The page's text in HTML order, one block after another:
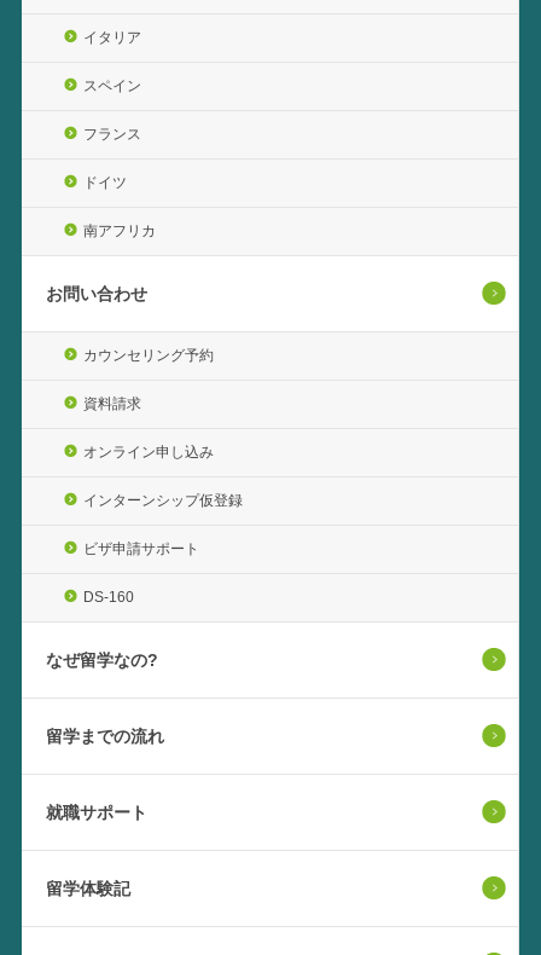
イタリア
スペイン
フランス
ドイツ
南アフリカ
お問い合わせ
カウンセリング予約
資料請求
オンライン申し込み
インターンシップ仮登録
ビザ申請サポート
DS-160
なぜ留学なの?
留学までの流れ
就職サポート
留学体験記